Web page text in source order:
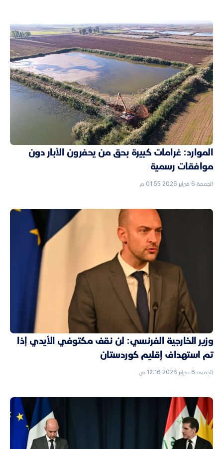
الموارد: غرامات كبيرة بحق من يحفرون الآبار دون
موافقات رسمية
الجمعة 6 فبراير 2026 01:55 م
وزير الخارجية الفرنسي: لن نقف مكتوفي الأيدي إذا
تم استهداف إقليم كوردستان
الجمعة 6 فبراير 2026 12:16 ص